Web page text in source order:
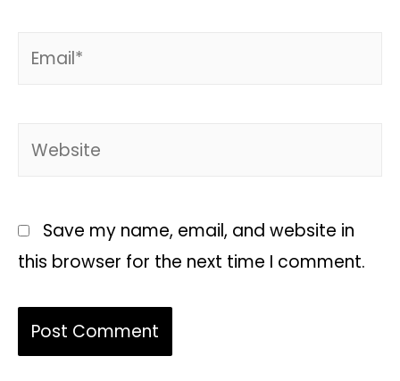
Save my name, email, and website in
this browser for the next time I comment.